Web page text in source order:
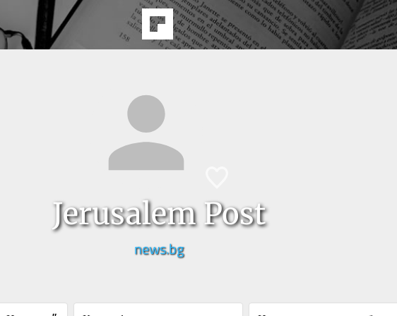
Jerusalem Post
news.bg